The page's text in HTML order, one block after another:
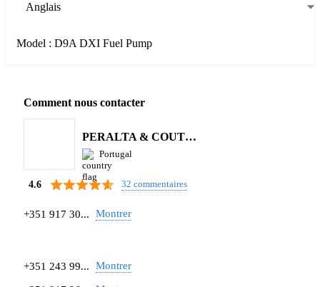
Anglais
Model : D9A DXI Fuel Pump
Comment nous contacter
PERALTA & COUTINHO S.A.
Portugal
4.6 32 commentaires
+351 917 30... Montrer
+351 243 99... Montrer